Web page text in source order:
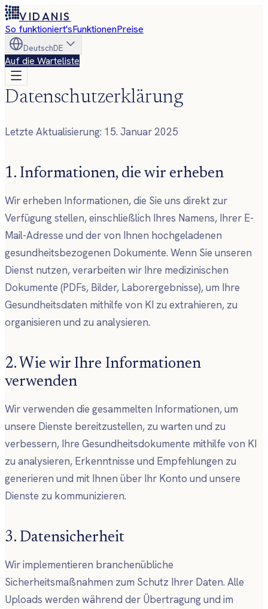
VIDANIS
So funktioniert'sFunktionenPreise
DeutschDE
Auf die Warteliste
Datenschutzerklärung
Letzte Aktualisierung: 15. Januar 2025
1. Informationen, die wir erheben
Wir erheben Informationen, die Sie uns direkt zur
Verfügung stellen, einschließlich Ihres Namens, Ihrer E-
Mail-Adresse und der von Ihnen hochgeladenen
gesundheitsbezogenen Dokumente. Wenn Sie unseren
Dienst nutzen, verarbeiten wir Ihre medizinischen
Dokumente (PDFs, Bilder, Laborergebnisse), um Ihre
Gesundheitsdaten mithilfe von KI zu extrahieren, zu
organisieren und zu analysieren.
2. Wie wir Ihre Informationen
verwenden
Wir verwenden die gesammelten Informationen, um
unsere Dienste bereitzustellen, zu warten und zu
verbessern, Ihre Gesundheitsdokumente mithilfe von KI
zu analysieren, Erkenntnisse und Empfehlungen zu
generieren und mit Ihnen über Ihr Konto und unsere
Dienste zu kommunizieren.
3. Datensicherheit
Wir implementieren branchenübliche
Sicherheitsmaßnahmen zum Schutz Ihrer Daten. Alle
Uploads werden während der Übertragung und im